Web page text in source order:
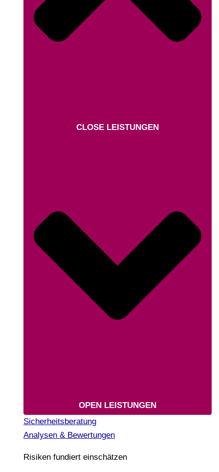
CLOSE LEISTUNGEN
OPEN LEISTUNGEN
Sicherheitsberatung
Analysen & Bewertungen
Risiken fundiert einschätzen